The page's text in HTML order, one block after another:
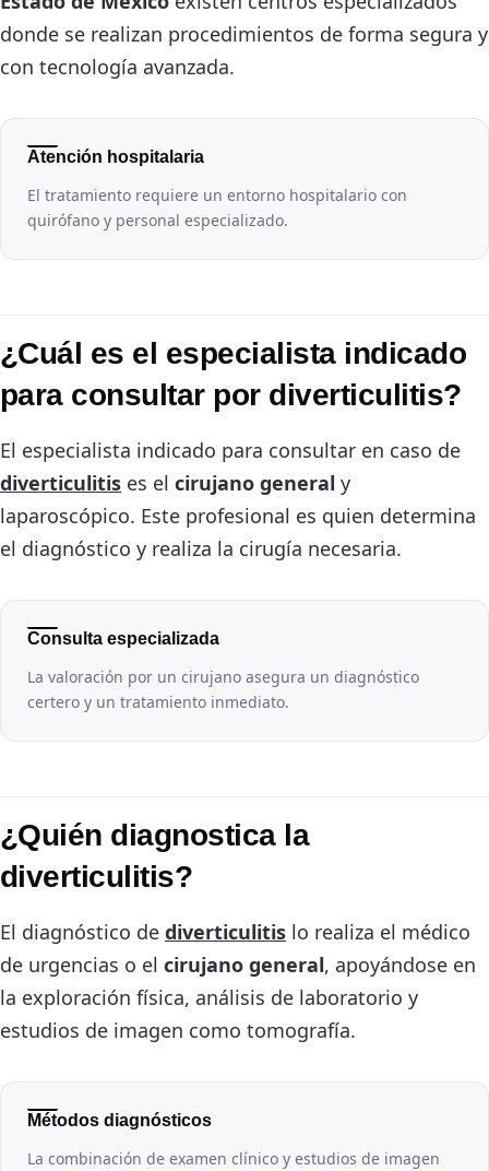
donde se realizan procedimientos de forma segura y
con tecnología avanzada.
Atención hospitalaria
El tratamiento requiere un entorno hospitalario con
quirófano y personal especializado.
¿Cuál es el especialista indicado
para consultar por diverticulitis?
El especialista indicado para consultar en caso de
diverticulitis es el cirujano general y
laparoscópico. Este profesional es quien determina
el diagnóstico y realiza la cirugía necesaria.
Consulta especializada
La valoración por un cirujano asegura un diagnóstico
certero y un tratamiento inmediato.
¿Quién diagnostica la
diverticulitis?
El diagnóstico de diverticulitis lo realiza el médico
de urgencias o el cirujano general, apoyándose en
la exploración física, análisis de laboratorio y
estudios de imagen como tomografía.
Métodos diagnósticos
La combinación de examen clínico y estudios de imagen